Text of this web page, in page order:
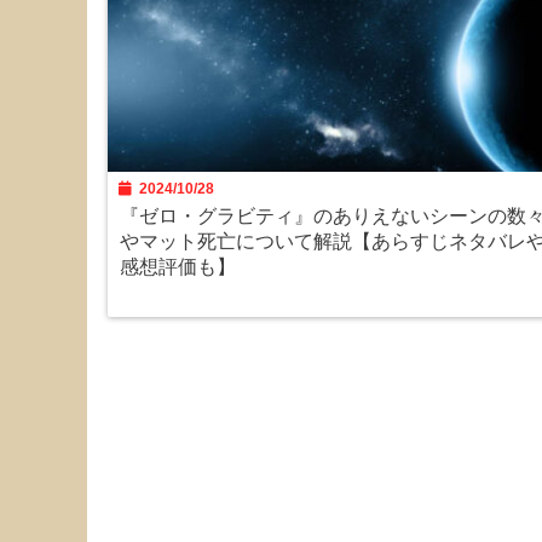
2024/10/28
『ゼロ・グラビティ』のありえないシーンの数
やマット死亡について解説【あらすじネタバレ
感想評価も】